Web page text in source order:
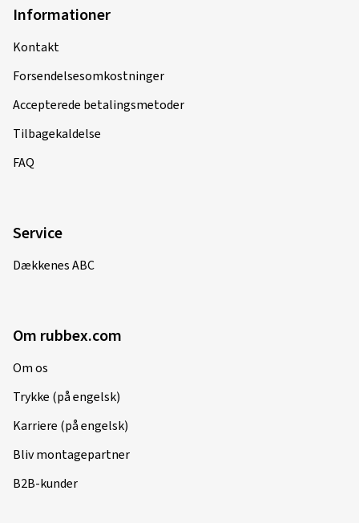
Informationer
Kontakt
Forsendelsesomkostninger
Accepterede betalingsmetoder
Tilbagekaldelse
FAQ
Service
Dækkenes ABC
Om rubbex.com
Om os
Trykke (på engelsk)
Karriere (på engelsk)
Bliv montagepartner
B2B-kunder